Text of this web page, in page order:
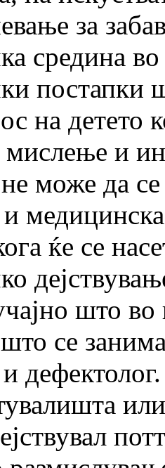
за
средина во
постапки
на детето
и
може да
медицинска
ќе се
што во
се